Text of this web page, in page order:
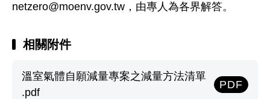
netzero@moenv.gov.tw ，由專人為各界解答。
相關附件
溫室氣體自願減量專案之減量方法清單
.pdf
PDF